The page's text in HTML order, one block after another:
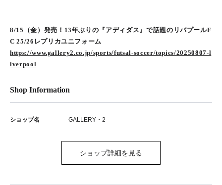
8/15（金）発売！13年ぶりの『アディダス』で話題のリバプールF
C 25/26レプリカユニフォーム
https://www.gallery2.co.jp/sports/futsal-soccer/topics/20250807-l
iverpool
Shop Information
ショップ名 GALLERY・2
ショップ詳細を見る